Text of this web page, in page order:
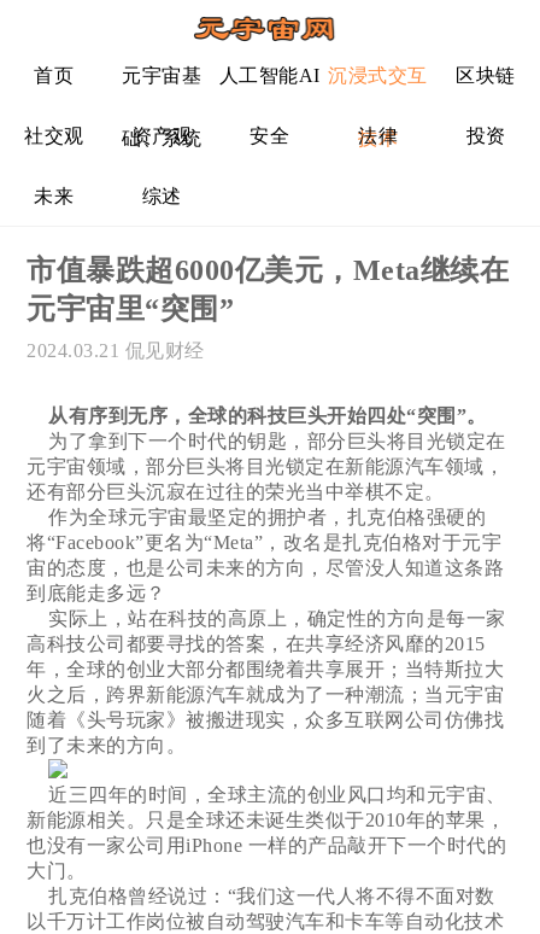
首页 元宇宙基
础、系统
人工智能AI 沉浸式交互
技术
区块链
社交观 资产观 安全 法律 投资
未来 综述
市值暴跌超6000亿美元，Meta继续在
元宇宙里“突围”
2024.03.21 侃见财经
从有序到无序，全球的科技巨头开始四处“突围”。
为了拿到下一个时代的钥匙，部分巨头将目光锁定在
元宇宙领域，部分巨头将目光锁定在新能源汽车领域，
还有部分巨头沉寂在过往的荣光当中举棋不定。
作为全球元宇宙最坚定的拥护者，扎克伯格强硬的
将“Facebook”更名为“Meta”，改名是扎克伯格对于元宇
宙的态度，也是公司未来的方向，尽管没人知道这条路
到底能走多远？
实际上，站在科技的高原上，确定性的方向是每一家
高科技公司都要寻找的答案，在共享经济风靡的2015
年，全球的创业大部分都围绕着共享展开；当特斯拉大
火之后，跨界新能源汽车就成为了一种潮流；当元宇宙
随着《头号玩家》被搬进现实，众多互联网公司仿佛找
到了未来的方向。
近三四年的时间，全球主流的创业风口均和元宇宙、
新能源相关。只是全球还未诞生类似于2010年的苹果，
也没有一家公司用iPhone 一样的产品敲开下一个时代的
大门。
扎克伯格曾经说过：“我们这一代人将不得不面对数
以千万计工作岗位被自动驾驶汽车和卡车等自动化技术